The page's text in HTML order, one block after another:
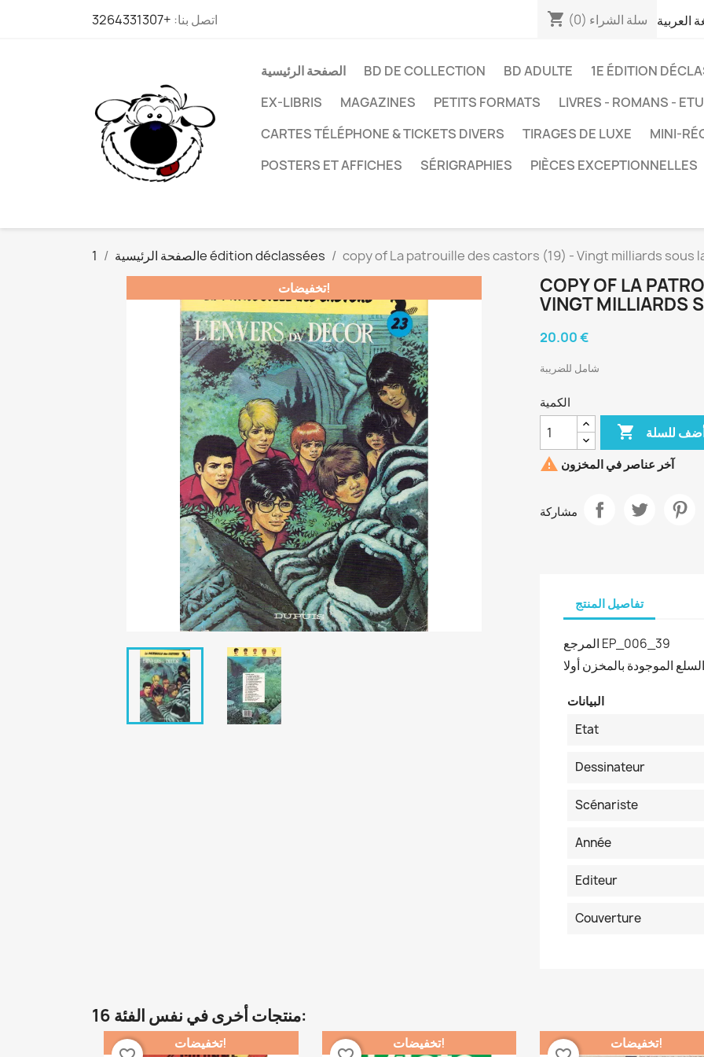
اتصل بنا: +3264331307 shopping_cart سلة الشراء (0) العربية
الصفحة الرئيسية BD DE COLLECTION BD ADULTE 1E ÉDITION
EX-LIBRIS
MAGAZINES PETITS FORMATS LIVRES - ROMANS -
CARTES TÉLÉPHONE & TICKETS DIVERS
TIRAGES DE LUXE
MINI-
POSTERS ET AFFICHES
SÉRIGRAPHIES PIÈCES EXCEPTIONNELLES
الصفحة الرئيسية1e édition déclassées
copy of La patrouille des castors (19) - Vingt milliards sous
تخفيضات!
COPY OF LA
VINGT MILLIARDS
20.00 €
شامل للضريبة
الكمية
 للسلة
 آخر عناصر في المخزون
مشاركة
تفاصيل المنتج
المرجع EP_006_39
السلع الموجودة بالمخزن أولا
البيانات
Etat
Dessinateur
Scénariste
Année
Editeur
Couverture
16 منتجات أخرى في نفس الفئة:
تخفيضات!
تخفيضات! تخفيضات!